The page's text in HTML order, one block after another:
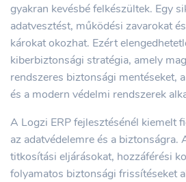
gyakran kevésbé felkészültek. Egy
adatvesztést, működési zavarokat
károkat okozhat. Ezért
kiberbiztonsági stratégia, amely
rendszeres biztonsági mentéseket,
és a modern védelmi rendszerek
A Logzi ERP fejlesztésénél kiemelt
az adatvédelemre és a biztonságra.
titkosítási eljárásokat, hozzáférési
folyamatos biztonsági frissítéseket